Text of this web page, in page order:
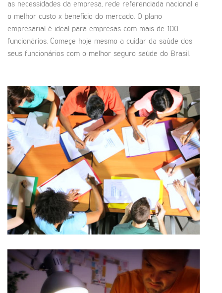
as necessidades da empresa, rede referenciada nacional e
o melhor custo x benefício do mercado. O plano
empresarial é ideal para empresas com mais de 100
funcionários. Começe hoje mesmo a cuidar da saúde dos
seus funcionários com o melhor seguro saúde do Brasil.